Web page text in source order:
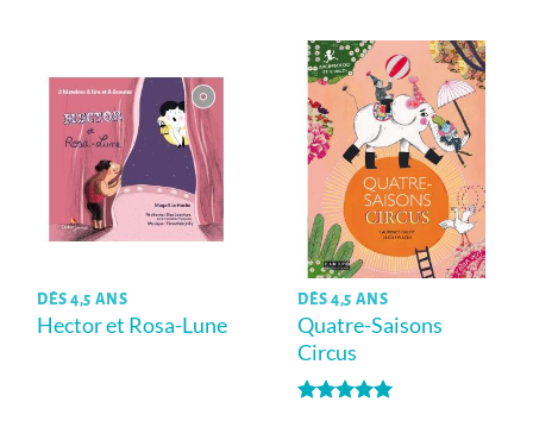
DÈS 4,5 ANS
Hector et Rosa-Lune
DÈS 4,5 ANS
Quatre-Saisons
Circus